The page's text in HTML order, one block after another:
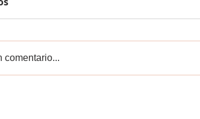
comentario...